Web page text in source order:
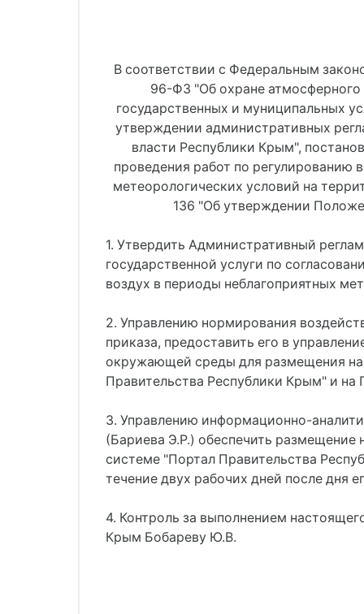
В соответствии с Федеральным
96-ФЗ "Об охране атмосферного
государственных и муниципальных
утверждении административных
власти Республики Крым",
проведения работ по
метеорологических условий на
136 "Об утверждении
1. Утвердить Административный
государственной услуги по
воздух в периоды неблагоприятных
2. Управлению нормирования
приказа, предоставить его в
окружающей среды для размещения
Правительства Республики Крым" и
3. Управлению информационно-
(Бариева Э.Р.) обеспечить
системе "Портал Правительства
течение двух рабочих дней после дня
4. Контроль за выполнением
Крым Бобареву Ю.В.